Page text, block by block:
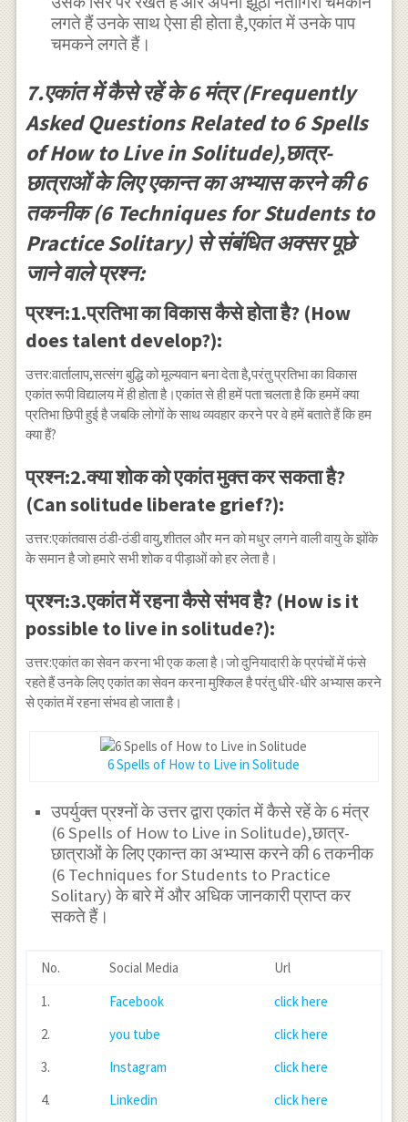
लगते हैं उनके साथ ऐसा ही होता है,एकांत में उनके पाप
चमकने लगते हैं।
7.एकांत में कैसे रहें के 6 मंत्र (Frequently
Asked Questions Related to 6 Spells
of How to Live in Solitude),छात्र-
छात्राओं के लिए एकान्त का अभ्यास करने की 6
तकनीक (6 Techniques for Students to
Practice Solitary) से संबंधित अक्सर पूछे
जाने वाले प्रश्न:
प्रश्न:1.प्रतिभा का विकास कैसे होता है? (How
does talent develop?):
उत्तर:वार्तालाप,सत्संग बुद्धि को मूल्यवान बना देता है,परंतु प्रतिभा का विकास
एकांत रूपी विद्यालय में ही होता है।एकांत से ही हमें पता चलता है कि हममें क्या
प्रतिभा छिपी हुई है जबकि लोगों के साथ व्यवहार करने पर वे हमें बताते हैं कि हम
क्या हैं?
प्रश्न:2.क्या शोक को एकांत मुक्त कर सकता है?
(Can solitude liberate grief?):
उत्तर:एकांतवास ठंडी-ठंडी वायु,शीतल और मन को मधुर लगने वाली वायु के झोंके
के समान है जो हमारे सभी शोक व पीड़ाओं को हर लेता है।
प्रश्न:3.एकांत में रहना कैसे संभव है? (How is it
possible to live in solitude?):
उत्तर:एकांत का सेवन करना भी एक कला है।जो दुनियादारी के प्रपंचों में फंसे
रहते हैं उनके लिए एकांत का सेवन करना मुश्किल है परंतु धीरे-धीरे अभ्यास करने
से एकांत में रहना संभव हो जाता है।
6 Spells of How to Live in Solitude
उपर्युक्त प्रश्नों के उत्तर द्वारा एकांत में कैसे रहें के 6 मंत्र
(6 Spells of How to Live in Solitude),छात्र-
छात्राओं के लिए एकान्त का अभ्यास करने की 6 तकनीक
(6 Techniques for Students to Practice
Solitary) के बारे में और अधिक जानकारी प्राप्त कर
सकते हैं।
No. Social Media
Url
1.
Facebook
click here
2.
you tube
click here
3.
Instagram
click here
4.
Linkedin
click here